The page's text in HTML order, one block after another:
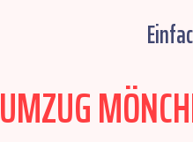
UMZUG